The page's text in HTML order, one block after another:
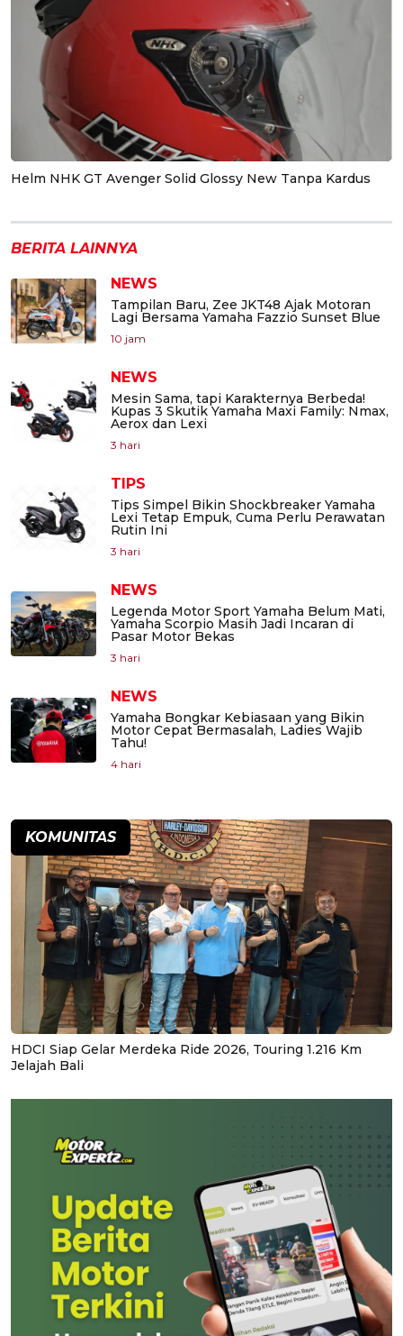
Helm NHK GT Avenger Solid Glossy New Tanpa Kardus
BERITA LAINNYA
NEWS
Tampilan Baru, Zee JKT48 Ajak Motoran
Lagi Bersama Yamaha Fazzio Sunset Blue
10 jam
NEWS
Mesin Sama, tapi Karakternya Berbeda!
Kupas 3 Skutik Yamaha Maxi Family: Nmax,
Aerox dan Lexi
3 hari
TIPS
Tips Simpel Bikin Shockbreaker Yamaha
Lexi Tetap Empuk, Cuma Perlu Perawatan
Rutin Ini
3 hari
NEWS
Legenda Motor Sport Yamaha Belum Mati,
Yamaha Scorpio Masih Jadi Incaran di
Pasar Motor Bekas
3 hari
NEWS
Yamaha Bongkar Kebiasaan yang Bikin
Motor Cepat Bermasalah, Ladies Wajib
Tahu!
4 hari
KOMUNITAS
HDCI Siap Gelar Merdeka Ride 2026, Touring 1.216 Km
Jelajah Bali